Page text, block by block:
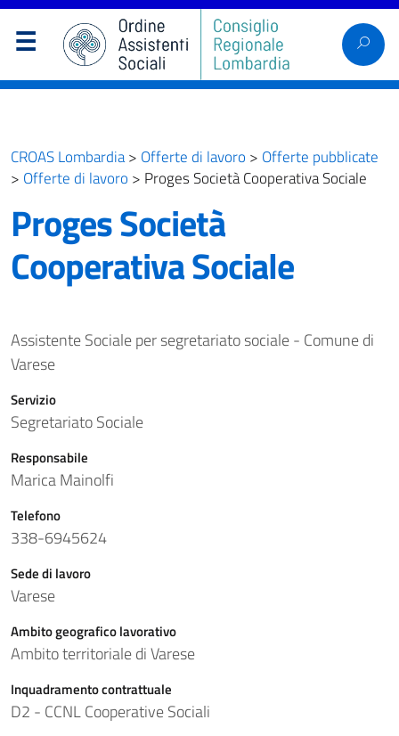
CROAS Lombardia> Offerte di lavoro > Offerte pubblicate
> Offerte di lavoro > Proges Società Cooperativa Sociale
Proges Società
Cooperativa Sociale
Assistente Sociale per segretariato sociale - Comune di
Varese
Servizio
Segretariato Sociale
Responsabile
Marica Mainolfi
Telefono
338-6945624
Sede di lavoro
Varese
Ambito geografico lavorativo
Ambito territoriale di Varese
Inquadramento contrattuale
D2 - CCNL Cooperative Sociali